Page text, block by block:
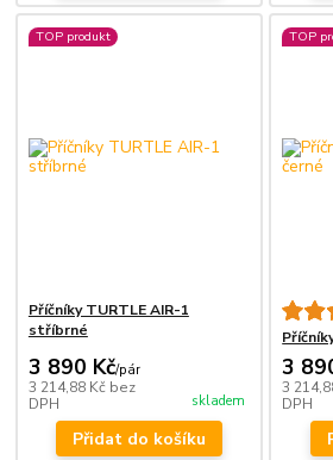
TOP produkt
Příčníky TURTLE AIR-1
stříbrné
3 890 Kč/pár
3 214,88 Kč bez
DPH
skladem
Přidat do košíku
TOP
3
3
DPH